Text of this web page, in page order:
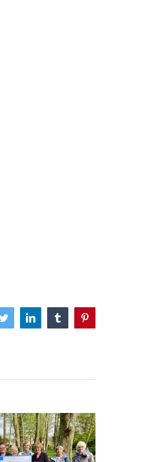
TwitterLinkedIn TumblrPinterest